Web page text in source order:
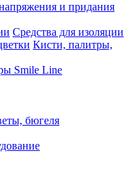
и придания
Средства для изоляции
Кисти, палитры,
Smile Line
бюгеля